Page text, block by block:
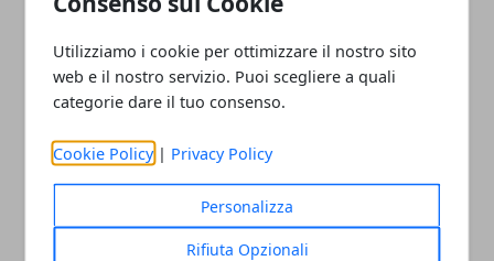
Utilizziamo i cookie per ottimizzare il nostro sito
web e il nostro servizio. Puoi scegliere a quali
categorie dare il tuo consenso.
Cookie Policy | Privacy Policy
Personalizza
Rifiuta Opzionali
Mi è finita la carta igienica